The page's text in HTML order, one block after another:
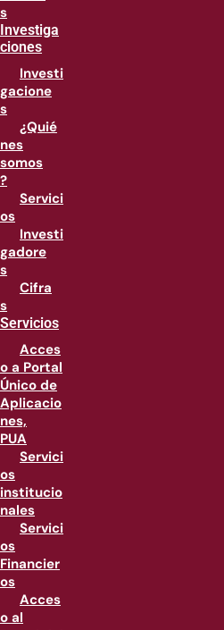
s
Investiga
ciones
Investi
gacione
s
¿Quié
nes
somos
?
Servici
os
Investi
gadore
s
Cifra
s
Servicios
Acces
o a Portal
Único de
Aplicacio
nes,
PUA
Servici
os
institucio
nales
Servici
os
Financier
os
Acces
o al